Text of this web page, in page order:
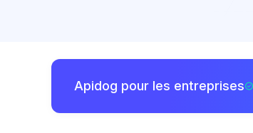
Apidog pour les entreprises